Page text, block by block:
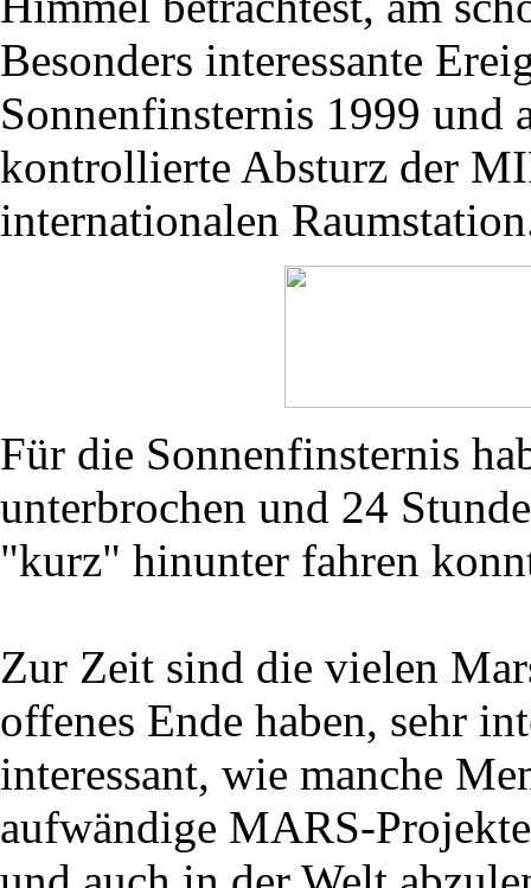
Besonders interessante
Sonnenfinsternis 1999 und
kontrollierte Absturz der
internationalen
Für die Sonnenfinsternis
unterbrochen und 24
"kurz" hinunter fahren
Zur Zeit sind die vielen
offenes Ende haben, sehr
interessant, wie manche
aufwändige MARS-